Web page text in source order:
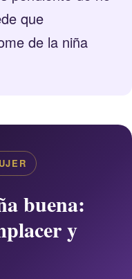
que
de la niña
buena:
y